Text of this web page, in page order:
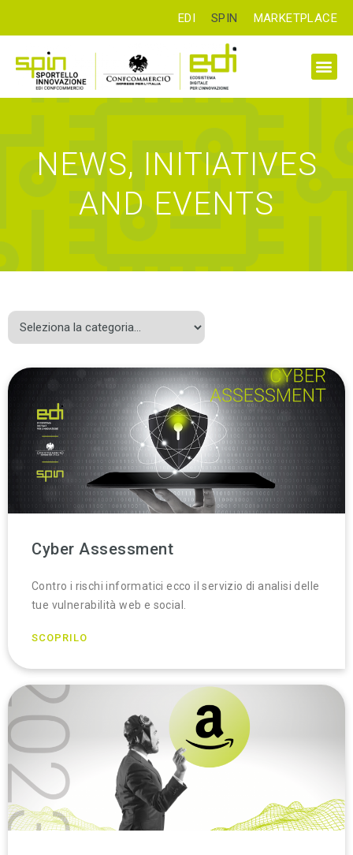
EDI SPIN MARKETPLACE
NEWS, INITIATIVES
AND EVENTS
Cyber Assessment
Contro i rischi informatici ecco il servizio di analisi delle
tue vulnerabilità web e social.
SCOPRILO